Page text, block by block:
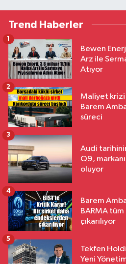
Trend Haberler
Bewen
Arz ile
Atıyor
1
Maliyet krizi
Barem
süreci
2
Audi
Q9,
oluyor
3
Barem
BARMA
çıkarılıyor
4
Tekfen
Yeni
5